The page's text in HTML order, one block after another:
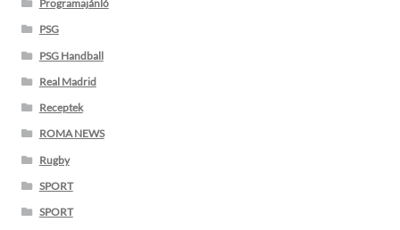
Programajánló
PSG
PSG Handball
Real Madrid
Receptek
ROMA NEWS
Rugby
SPORT
SPORT